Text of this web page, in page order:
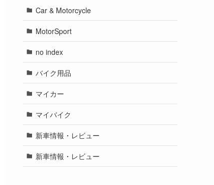
Car & Motorcycle
MotorSport
no index
バイク用品
マイカー
マイバイク
新車情報・レビュー
新車情報・レビュー